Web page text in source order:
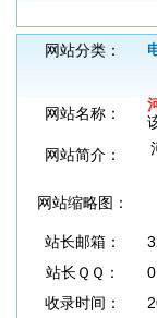
网站分类：
网站名称：
网站简介：
网站缩略图：
站长邮箱：
站长ＱＱ：
0
收录时间：